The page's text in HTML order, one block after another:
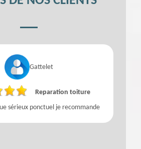
Gattelet
Reparation toiture
sérieux ponctuel je recommande